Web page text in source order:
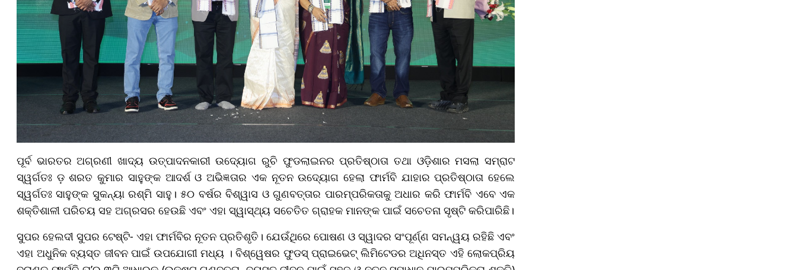
ପୂର୍ବ ଭାରତର ଅଗ୍ରଣୀ ଖାଦ୍ୟ ଉତ୍ପାଦନକାରୀ ଉଦ୍ୟୋଗ ରୁଚି ଫୁଡଲାଇନର ପ୍ରତିଷ୍ଠାତା ତଥା ଓଡ଼ିଶାର ମସଲା ସମ୍ରାଟ
ସ୍ୱର୍ଗତଃ ଡ଼ ଶରତ କୁମାର ସାହୁଙ୍କ ଆଦର୍ଶ ଓ ଅଭିଜ୍ଞତାର ଏକ ନୂତନ ଉଦ୍ୟୋଗ ହେଲା ଫାର୍ମବି ଯାହାର ପ୍ରତିଷ୍ଠାତା ହେଲେ
ସ୍ୱର୍ଗତଃ ସାହୁଙ୍କ ସୁକନ୍ୟା ରଶ୍ମି ସାହୁ। ୫୦ ବର୍ଷର ବିଶ୍ୱାସ ଓ ଗୁଣବତ୍ତାର ପାରମ୍ପରିକତାକୁ ଅଧାର କରି ଫାର୍ମବି ଏବେ ଏକ
ଶକ୍ତିଶାଳୀ ପରିଚୟ ସହ ଅଗ୍ରସର ହେଉଛି ଏବଂ ଏହା ସ୍ୱାସ୍ଥ୍ୟ ସଚେତିତ ଗ୍ରାହକ ମାନଙ୍କ ପାଇଁ ସଚେତନା ସୃଷ୍ଟି କରିପାରିଛି।
ସୁପର ହେଲଦୀ ସୁପର ଟେଷ୍ଟି- ଏହା ଫାର୍ମବିର ନୂତନ ପ୍ରତିଶୃତି। ଯେଉଁଥିରେ ପୋଷଣ ଓ ସ୍ୱାଦର ସଂପୂର୍ଣ୍ଣ ସମନ୍ୱୟ ରହିଛି ଏବଂ
ଏହା ଅଧୁନିକ ବ୍ୟସ୍ତ ଜୀବନ ପାଇଁ ଉପଯୋଗୀ ମଧ୍ୟ । ବିଶ୍ୱେଷର ଫୁଡସ୍ ପ୍ରାଇଭେଟ୍ ଲିମିଟେଡର ଅଧିନସ୍ତ ଏହି ଲୋକପ୍ରିୟ